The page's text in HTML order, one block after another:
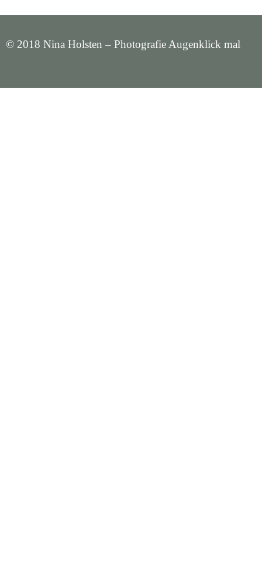
© 2018 Nina Holsten – Photografie Augenklick mal